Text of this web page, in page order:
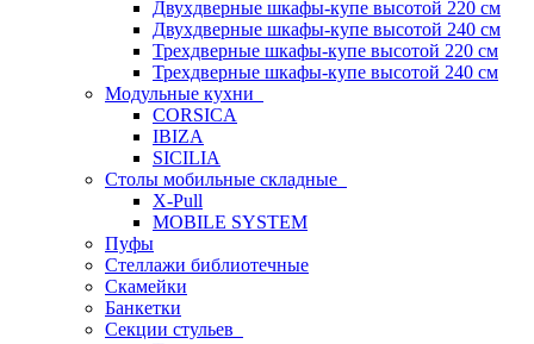
Двухдверные шкафы-купе высотой 220 см
Двухдверные шкафы-купе высотой 240 см
Трехдверные шкафы-купе высотой 220 см
Трехдверные шкафы-купе высотой 240 см
Модульные кухни
CORSICA
IBIZA
SICILIA
Столы мобильные складные
X-Pull
MOBILE SYSTEM
Пуфы
Стеллажи библиотечные
Скамейки
Банкетки
Секции стульев